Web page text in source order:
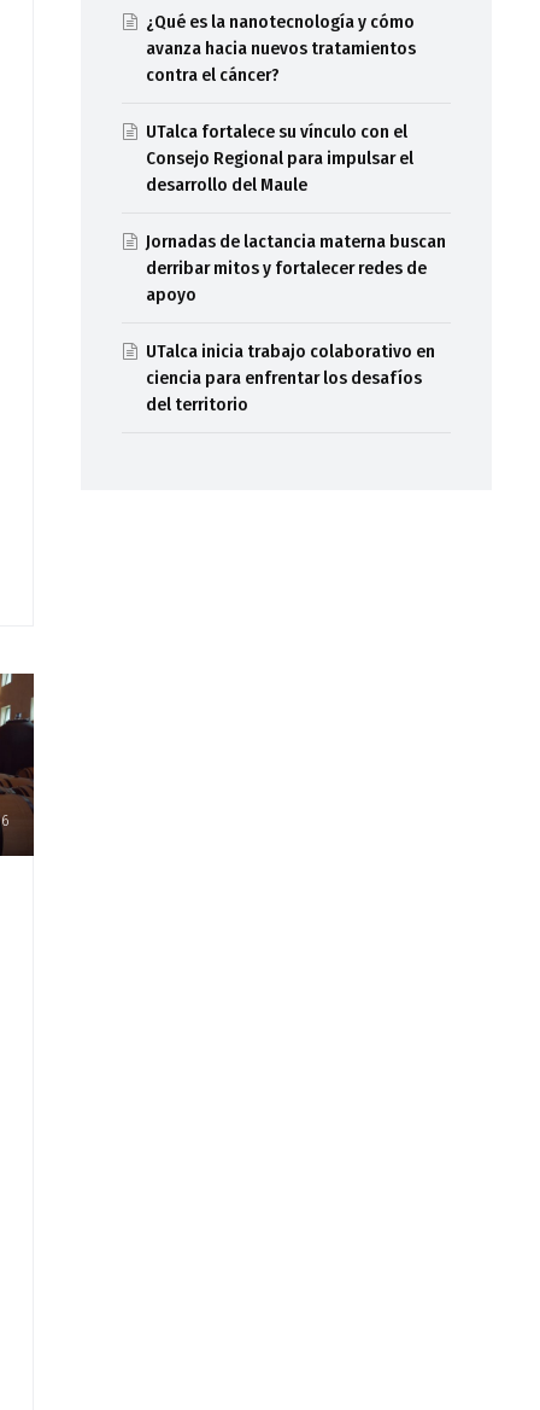
¿Qué es la nanotecnología y cómo
avanza hacia nuevos tratamientos
contra el cáncer?
UTalca fortalece su vínculo con el
Consejo Regional para impulsar el
desarrollo del Maule
Jornadas de lactancia materna buscan
derribar mitos y fortalecer redes de
apoyo
UTalca inicia trabajo colaborativo en
ciencia para enfrentar los desafíos
del territorio